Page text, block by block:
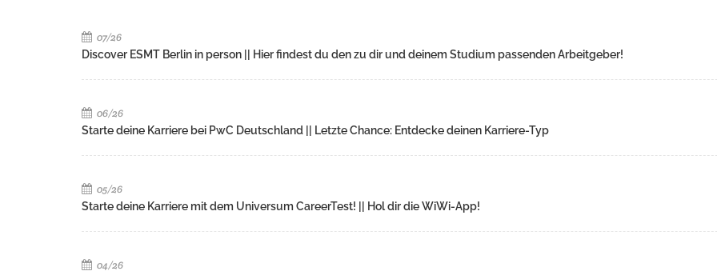
07/26
Discover ESMT Berlin in person || Hier findest du den zu dir und deinem Studium passenden Arbeitgeber!
06/26
Starte deine Karriere bei PwC Deutschland || Letzte Chance: Entdecke deinen Karriere-Typ
05/26
Starte deine Karriere mit dem Universum CareerTest! || Hol dir die WiWi-App!
04/26